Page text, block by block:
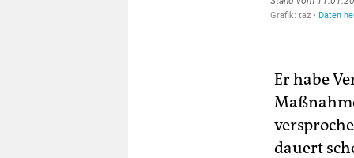
Er habe
dauert